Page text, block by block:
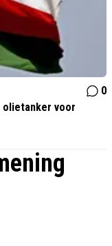
0
olietanker voor